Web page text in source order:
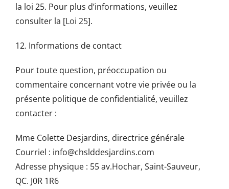
la loi 25. Pour plus d’informations, veuillez
consulter la [Loi 25].
12. Informations de contact
Pour toute question, préoccupation ou
commentaire concernant votre vie privée ou la
présente politique de confidentialité, veuillez
contacter :
Mme Colette Desjardins, directrice générale
Courriel : info@chslddesjardins.com
Adresse physique : 55 av.Hochar, Saint-Sauveur,
QC. J0R 1R6